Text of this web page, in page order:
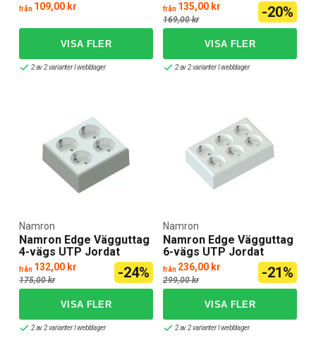
från 109,00 kr
2 av 2 varianter I webblager
från 135,00 kr
169,00 kr -20%
2 av 2 varianter I webblager
Namron Edge Vägguttag
4-vägs UTP Jordat
Namron
från 132,00 kr
175,00 kr -24%
2 av 2 varianter I webblager
Namron Edge Vägguttag
6-vägs UTP Jordat
Namron
från 236,00 kr
299,00 kr -21%
2 av 2 varianter I webblager